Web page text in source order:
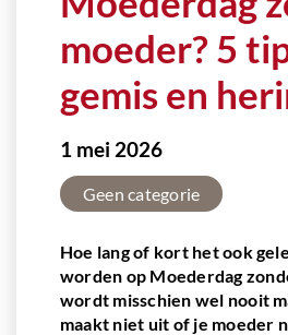
moeder? 5
gemis en
1 mei 2026
Geen categorie
Hoe lang of kort het ook
worden op Moederdag
wordt misschien wel nooit
maakt niet uit of je moeder